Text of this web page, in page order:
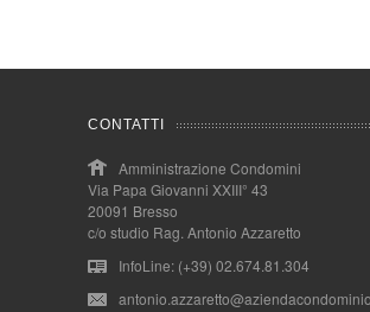
CONTATTI
Amministrazione Condomini
Via Papa Giovanni XXIII° 43
20091 Bresso
c/o studio Rag. Antonio Azzaretto
InfoLine: (+39) 02.674.81.304